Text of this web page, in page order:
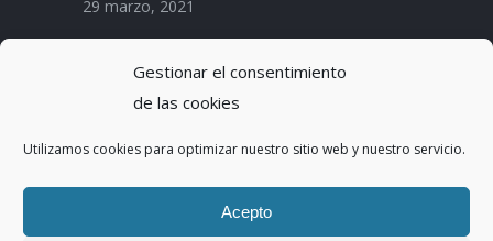
Gestionar el consentimiento
de las cookies
Utilizamos cookies para optimizar nuestro sitio web y nuestro servicio.
Acepto
29 marzo, 2021
de la Huella de Carbono
3 diciembre, 2019
Reduciendo la Huella Hídrica en una planta de
montaje de coches